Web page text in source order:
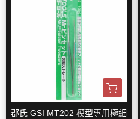
郡氏 GSI MT202 模型專用極細